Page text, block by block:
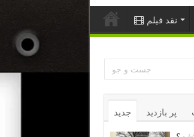
نقد فیلم
جدید پر بازدید